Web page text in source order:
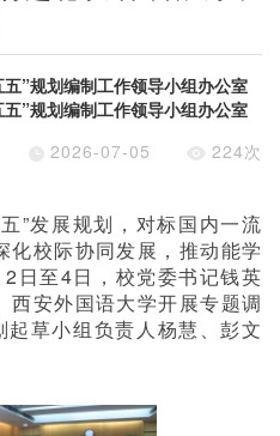
”规划编制工作领导小组办公室
”规划编制工作领导小组办公室
2026-07-05
224次
”发展规划，对标国内一流
化校际协同发展，推动能学
2 日至4日，校党委书记钱英
西安外国语大学开展专题调
起草小组负责人杨慧、彭文